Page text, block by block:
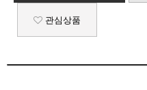
관심상품